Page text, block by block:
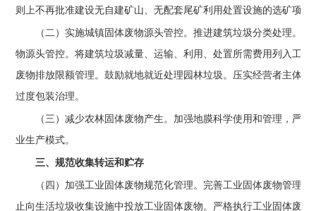
则上不再批准建设无自建矿山、无配套尾矿利用处置设施的选矿项
（二）实施城镇固体废物源头管控。推进建筑垃圾分类处理。
物源头管控。将建筑垃圾减量、运输、利用、处置所需费用列入工
废物排放限额管理。鼓励就地就近处理园林垃圾。压实经营者主体
过度包装治理。
（三）减少农林固体废物产生。 加强地膜科学使用和管理，严
业生产模式。
三、规范收集转运和贮存
（四）加强工业固体废物规范化管理。 完善工业固体废物管理
止向生活垃圾收集设施中投放工业固体废物。严格执行工业固体废